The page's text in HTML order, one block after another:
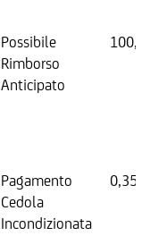
Possibile
Rimborso
Anticipato
Pagamento
Cedola
Incondizionata
0,35